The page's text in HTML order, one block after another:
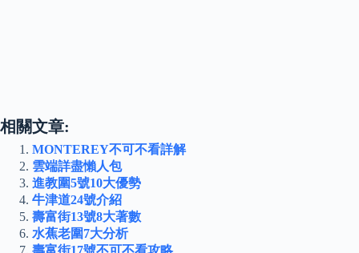
相關文章:
MONTEREY不可不看詳解
雲端詳盡懶人包
進教圍5號10大優勢
牛津道24號介紹
壽富街13號8大著數
水蕉老圍7大分析
壽富街17號不可不看攻略